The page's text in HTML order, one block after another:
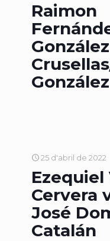
Raimon
González
25 d'abril de 2022
Cervera
José
Catalán